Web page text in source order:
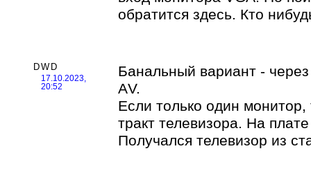
обратится здесь. Кто
DWD
17.10.2023,
20:52
Банальный вариант -
АV.
Если только один
тракт телевизора. На
Получался телевизор из